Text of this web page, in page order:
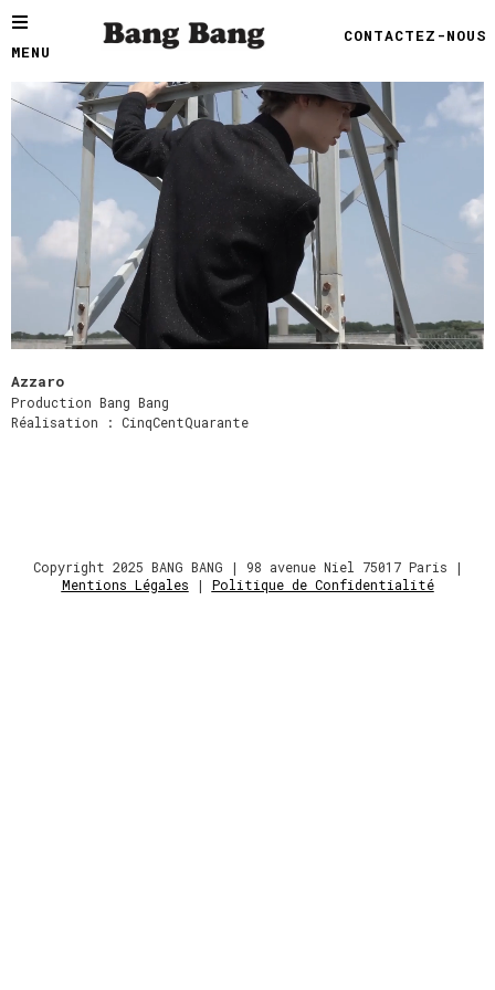
MENU
CONTACTEZ-NOUS
Azzaro
Production Bang Bang
Réalisation : CinqCentQuarante
Copyright 2025 BANG BANG | 98 avenue Niel 75017 Paris |
Mentions Légales | Politique de Confidentialité